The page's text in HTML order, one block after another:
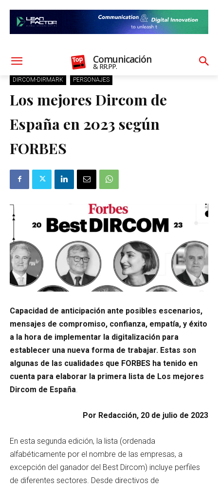
Comunicación
& RR.PP.
DIRCOM-DIRMARK PERSONAJES
Los mejores Dircom de
España en 2023 según
FORBES
Capacidad de anticipación ante posibles escenarios,
mensajes de compromiso, confianza, empatía, y éxito
a la hora de implementar la digitalización para
establecer una nueva forma de trabajar. Estas son
algunas de las cualidades que FORBES ha tenido en
cuenta para elaborar la primera lista de Los mejores
Dircom de España.
Por Redacción, 20 de julio de 2023
En esta segunda edición, la lista (ordenada
alfabéticamente por el nombre de las empresas, a
excepción del ganador del Best Dircom) incluye perfiles
de diferentes sectores. Desde directivos de